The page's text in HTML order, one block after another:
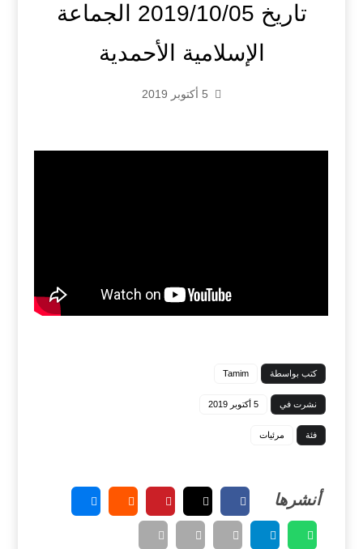
تاريخ 2019/10/05 الجماعة
الإسلامية الأحمدية
5 أكتوبر 2019
كتب بواسطة Tamim
نشرت في 5 أكتوبر 2019
فئة مرئيات